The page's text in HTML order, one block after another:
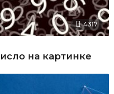
4317
на картинке